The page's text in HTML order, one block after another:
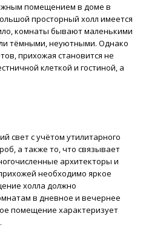
помещением в доме в
просторный холл имеется
комнаты бывают маленькими
тёмными, неуютными. Однако
прихожая становится не
клеткой и гостиной, а
свет с учётом утилитарного
а также то, что связывает
архитекторы и
необходимо яркое
холла должно
в дневное и вечернее
помещение характеризует